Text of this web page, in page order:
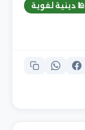
🕌 دينية لغوية